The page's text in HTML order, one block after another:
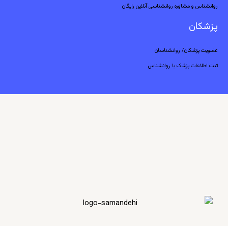
روانشناس و مشاوره روانشناسی آنلاین رایگان
پزشکان
عضویت پزشکان/ روانشناسان
ثبت اطلاعات پزشک یا روانشناس